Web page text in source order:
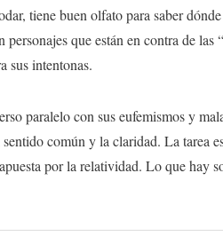
tiene buen olfato para saber
que están en contra de las
sus intentonas.
paralelo con sus eufemismos y
común y la claridad. La tarea
por la relatividad. Lo que hay